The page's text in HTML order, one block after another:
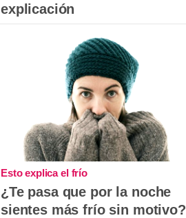
explicación
Esto explica el frío
¿Te pasa que por la noche
sientes más frío sin motivo?